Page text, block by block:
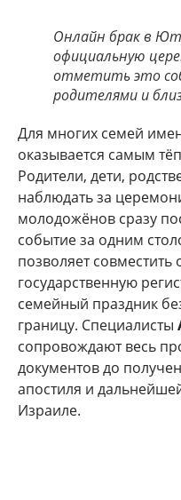
Онлайн брак в
официальную
отметить это
родителями и
Для многих семей
оказывается самым
Родители, дети,
наблюдать за
молодожёнов сразу
событие за одним
позволяет
государственную
семейный праздник
границу. Специалисты
сопровождают весь
документов до
апостиля и
Израиле.